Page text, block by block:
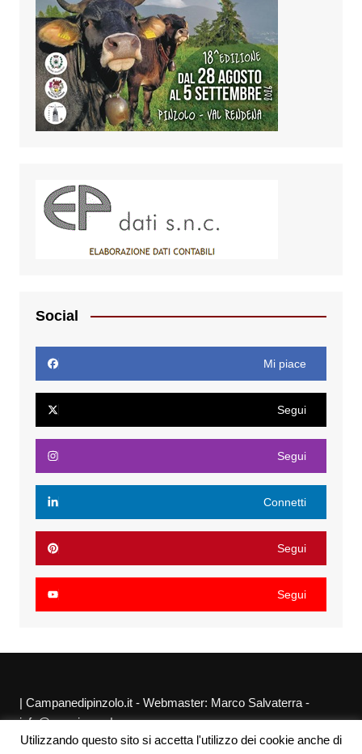
Social
Mi piace
Segui
Segui
Connetti
Segui
Segui
| Campanedipinzolo.it - Webmaster: Marco Salvaterra -
info@agraria.org |
Utilizzando questo sito si accetta l'utilizzo dei cookie anche di